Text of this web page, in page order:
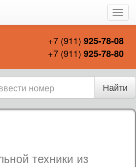
+7 (911) 925-78-08
+7 (911) 925-78-80
Найти
техники из